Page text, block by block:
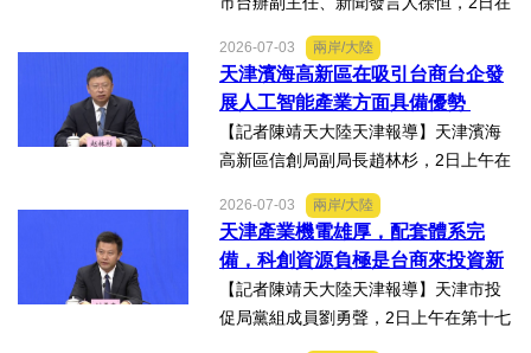
會上表示，津台投資合作洽談會，從200
8年至今已成功舉辦16屆，津台會已成為
兩岸重要的經貿交流合...
2026-07-03 兩岸/大陸
天津濱海高新區在吸引台商台企發
展人工智能產業方面具備優勢
【記者陳靖天大陸天津報導】天津濱海
高新區信創局副局長趙林杉，2日上午在
會上，針對吸引臺商臺企來津發展人工
智能產業方面具備優勢表示，高新區作
為國家自主創新示範區，也...
2026-07-03 兩岸/大陸
天津產業機電雄厚，配套體系完
備，科創資源負極是台商來投資新
業的理想沃土
【記者陳靖天大陸天津報導】天津市投
促局黨組成員劉勇聲，2日上午在第十七